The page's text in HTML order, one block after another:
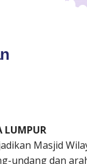
LUMPUR
Masjid
undang dan